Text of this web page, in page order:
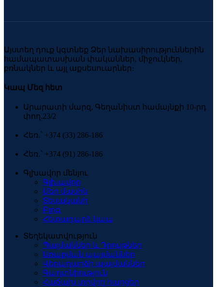
Այստեղ դուք կգտնեք Ձեր նախասիրություններին
համապատասխան փականներ, միջուկներ,
բռնակներ և այլ աքսեսուարներ։
Կապ Մեզ հետ
Արարատի մարզ, Գեղանիստ համայնքի 10-րդ
փող.23/2
Հեռ․՝ +374 (33) 286-186
Հեռ․՝ +374 (91) 286-186
Գլխավոր մենյու
Գլխավոր
Մեր մասին
Տեսականի
Բլոգ
Հետադարձ կապ
Տեղեկատվություն
Պայմաններ և Դրույթներ
Առաքման պայմաններ
Վերադարձի պայմաններ
Գաղտնիություն
Հաճախ տրվող հարցեր